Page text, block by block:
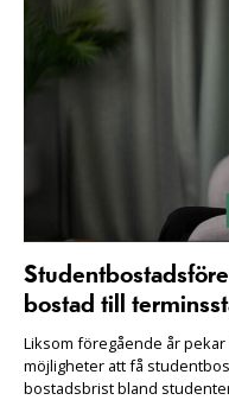
bostad till
Liksom föregående år
möjligheter att få
bostadsbrist bland